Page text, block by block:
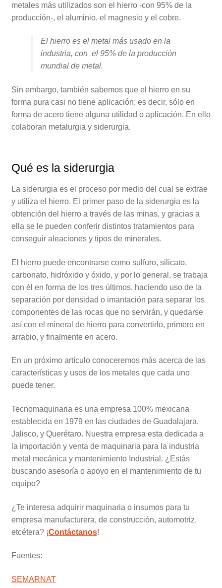
metales más utilizados son el hierro -con 95% de la
producción-, el aluminio, el magnesio y el cobre.
El hierro es el metal más usado en la
industria, con el 95% de la producción
mundial de metal.
Sin embargo, también sabemos que el hierro en su
forma pura casi no tiene aplicación; es decir, sólo en
forma de acero tiene alguna utilidad o aplicación. En ello
colaboran metalurgia y siderurgia.
Qué es la siderurgia
La siderurgia es el proceso por medio del cual se extrae
y utiliza el hierro. El primer paso de la siderurgia es la
obtención del hierro a través de las minas, y gracias a
ella se le pueden conferir distintos tratamientos para
conseguir aleaciones y tipos de minerales.
El hierro puede encontrarse como sulfuro, silicato,
carbonato, hidróxido y óxido, y por lo general, se trabaja
con él en forma de los tres últimos, haciendo uso de la
separación por densidad o imantación para separar los
componentes de las rocas que no servirán, y quedarse
así con el mineral de hierro para convertirlo, primero en
arrabio, y finalmente en acero.
En un próximo artículo conoceremos más acerca de las
características y usos de los metales que cada uno
puede tener.
Tecnomaquinaria es una empresa 100% mexicana
establecida en 1979 en las ciudades de Guadalajara,
Jalisco, y Querétaro. Nuestra empresa esta dedicada a
la importación y venta de maquinaria para la industria
metal mecánica y mantenimiento Industrial. ¿Estás
buscando asesoría o apoyo en el mantenimiento de tu
equipo?
¿Te interesa adquirir maquinaria o insumos para tu
empresa manufacturera, de construcción, automotriz,
etcétera? ¡Contáctanos!
Fuentes:
SEMARNAT